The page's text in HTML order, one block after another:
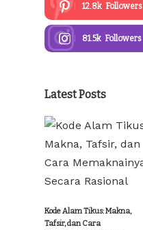
12.8k Followers
81.5k Followers
Latest Posts
Kode Alam Tikus: Makna,
Tafsir, dan Cara